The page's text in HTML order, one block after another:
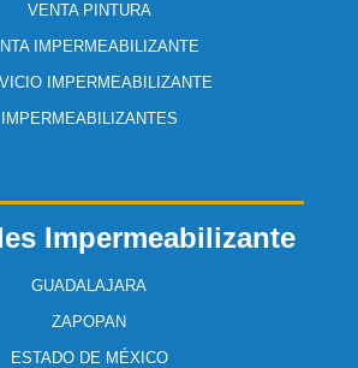
Impermeabilizante
GUADALAJARA
ZAPOPAN
ESTADO DE MÉXICO
VENTA PINTURA
IMPERMEABILIZANTE
IMPERMEABILIZANTE
IMPERMEABILIZANTES